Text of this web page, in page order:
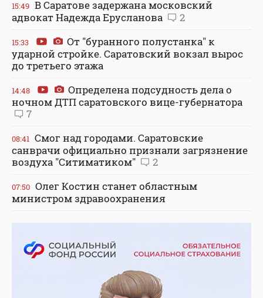
15:49 В Саратове задержана московский
адвокат Надежда Ерусланова
2
15:33
От "буранного полустанка" к
ударной стройке. Саратовский вокзал вырос
до третьего этажа
14:48
Определена подсудность дела о
ночном ДТП саратовского вице-губернатора
7
08:41 Смог над городами. Саратовские
санврачи официально признали загрязнение
воздуха "Ситиматиком"
2
07:50 Олег Костин станет областным
министром здравоохранения